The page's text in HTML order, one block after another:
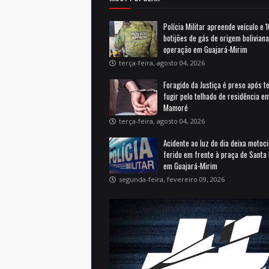
Polícia Militar apreende veículo e
botijões de gás de origem
operação em Guajará-Mirim
terça-feira, agosto 04, 2026
Foragido da Justiça é preso após
fugir pelo telhado de residência
Mamoré
terça-feira, agosto 04, 2026
Acidente ao luz do dia deixa
ferido em frente à praça de Santa
em Guajará-Mirim
segunda-feira, fevereiro 09, 2026